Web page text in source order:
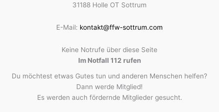
31188 Holle OT Sottrum
E-Mail: kontakt@ffw-sottrum.com
Keine Notrufe über diese Seite
Im Notfall 112 rufen
Du möchtest etwas Gutes tun und anderen Menschen helfen?
Dann werde Mitglied!
Es werden auch fördernde Mitglieder gesucht.